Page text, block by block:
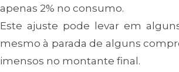
apenas 2% no consumo.
Este ajuste pode levar em
mesmo à parada de alguns
imensos no montante final.